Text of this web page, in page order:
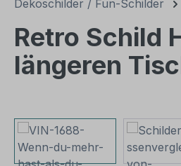
Dekoschilder / Fun-Schilder
Retro Schild
längeren
Bildergalerie überspringen